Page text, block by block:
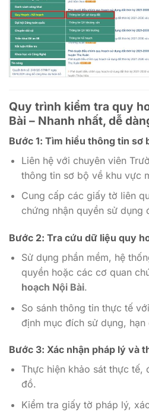
Quy trình kiểm tra quy
Bài – Nhanh nhất, dễ
Bước 1: Tìm hiểu thông tin sơ
Liên hệ với chuyên viên
thông tin sơ bộ về khu vực
Cung cấp các giấy tờ liên
chứng nhận quyền sử dụng
Bước 2: Tra cứu dữ liệu quy
Sử dụng phần mềm, hệ
quyền hoặc các cơ quan
hoạch Nội Bài.
So sánh thông tin thực tế
định mục đích sử dụng, hạn
Bước 3: Xác nhận pháp lý và
Thực hiện khảo sát thực tế,
đồ.
Kiểm tra giấy tờ pháp lý,